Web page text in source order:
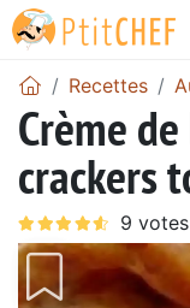
Recettes
Crème
crackers